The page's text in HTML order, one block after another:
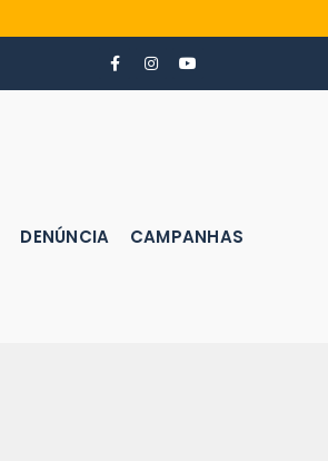
DENÚNCIA
CAMPANHAS